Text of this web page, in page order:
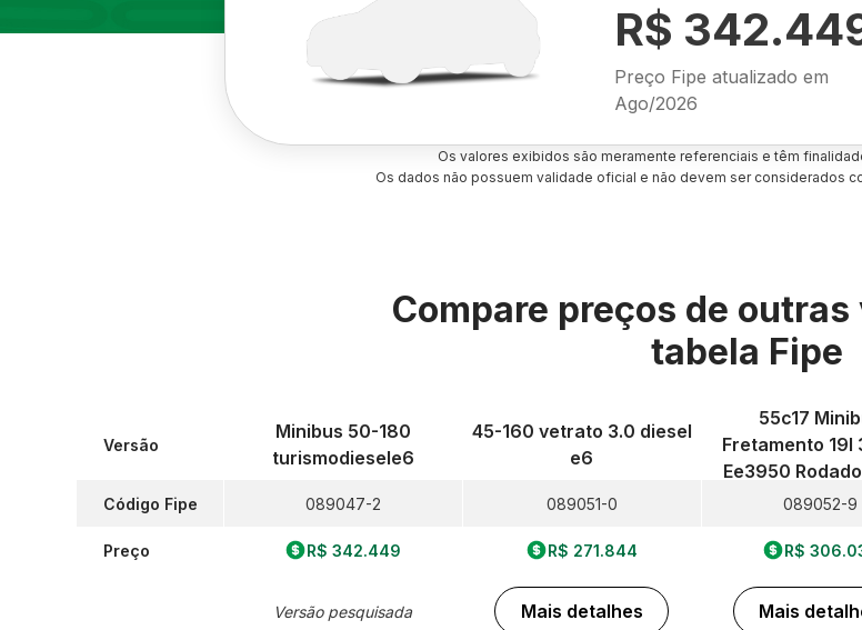
R$
Preço Fipe atualizado em
Ago/2026
Os valores exibidos são meramente referenciais e têm
Os dados não possuem validade oficial e não devem ser considerados
Compare preços de outras
tabela Fipe
Versão
Código Fipe
Preço
Minibus 50-180
turismodiesele6
089047-2
R$ 342.449
Versão pesquisada
45-160 vetrato 3.0 diesel
e6
089051-0
R$ 271.844
Mais detalhes
55c17
Fretamento 19l
Ee3950
089052-9
R$
Mais